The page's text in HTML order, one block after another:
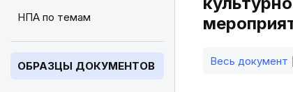
НПА по темам
ОБРАЗЦЫ ДОКУМЕНТОВ Весь документ